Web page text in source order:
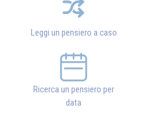
Leggi un pensiero a caso
Ricerca un pensiero per
data